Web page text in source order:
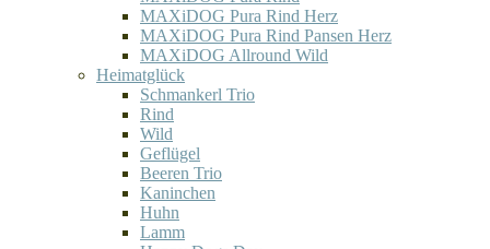
MAXiDOG Pura Rind Herz
MAXiDOG Pura Rind Pansen Herz
MAXiDOG Allround Wild
Heimatglück
Schmankerl Trio
Rind
Wild
Geflügel
Beeren Trio
Kaninchen
Huhn
Lamm